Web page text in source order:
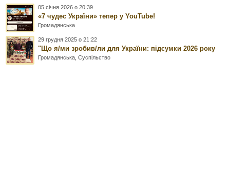
05 січня 2026 о 20:39
«7 чудес України» тепер у YouTube!
Громадянська
29 грудня 2025 о 21:22
"Що я/ми зробив/ли для України: підсумки 2026 року
Громадянська ,Суспільство